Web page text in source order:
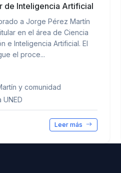
de Inteligencia Artificial
a Jorge Pérez Martín
en el área de Ciencia
e Inteligencia Artificial. El
el proce...
y comunidad
Leer más